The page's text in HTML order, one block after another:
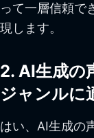
って一層信頼で
現します。
2. AI生成の
ジャンルに
はい、AI生成の